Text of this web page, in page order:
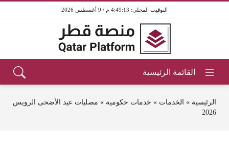
4:49:13 م / 9 أغسطس 2026
الرئيسية » الخدمات » خدمات حكومية » مصليات عيد الأضحى الرويس
2026